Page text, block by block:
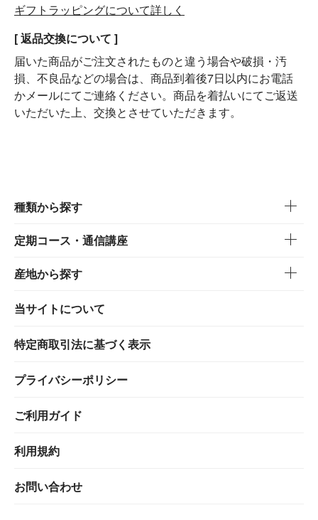
ギフトラッピングについて詳しく
[ 返品交換について ]
届いた商品がご注文されたものと違う場合や破損・汚
損、不良品などの場合は、商品到着後7日以内にお電話
かメールにてご連絡ください。商品を着払いにてご返送
いただいた上、交換とさせていただきます。
種類から探す
定期コース・通信講座
産地から探す
当サイトについて
特定商取引法に基づく表示
プライバシーポリシー
ご利用ガイド
利用規約
お問い合わせ